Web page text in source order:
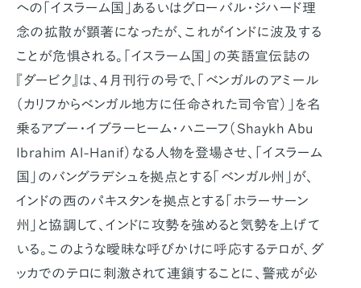
への「イスラーム国」あるいはグローバル・ジハード理
念の拡散が顕著になったが、これがインドに波及する
ことが危惧される。「イスラーム国」の英語宣伝誌の
『ダービク』は、4月刊行の号で、「ベンガルのアミール
（カリフからベンガル地方に任命された司令官）」を名
乗るアブー・イブラーヒーム・ハニーフ（Shaykh Abu
Ibrahim Al-Hanif）なる人物を登場させ、「イスラーム
国」のバングラデシュを拠点とする「ベンガル州」が、
インドの西のパキスタンを拠点とする「ホラーサーン
州」と協調して、インドに攻勢を強めると気勢を上げて
いる。このような曖昧な呼びかけに呼応するテロが、ダ
ッカでのテロに刺激されて連鎖することに、警戒が必